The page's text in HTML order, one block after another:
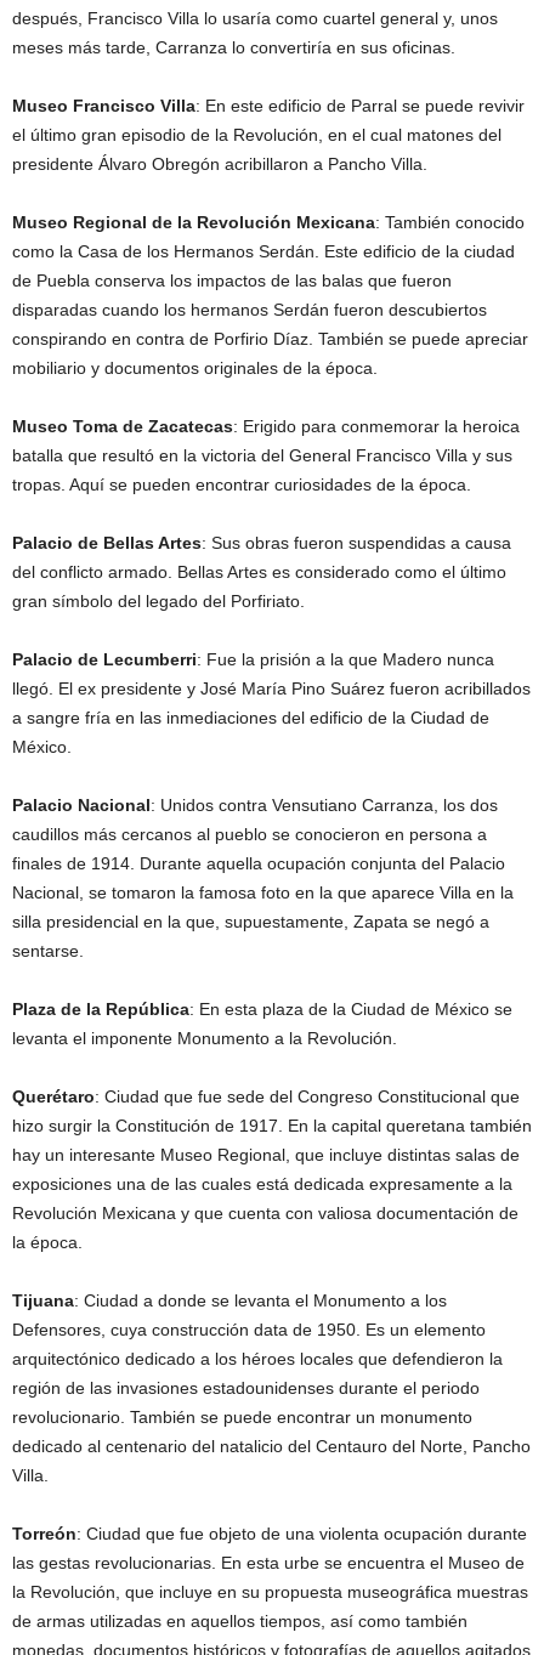
después, Francisco Villa lo usaría como cuartel general y, unos
meses más tarde, Carranza lo convertiría en sus oficinas.
Museo Francisco Villa: En este edificio de Parral se puede revivir
el último gran episodio de la Revolución, en el cual matones del
presidente Álvaro Obregón acribillaron a Pancho Villa.
Museo Regional de la Revolución Mexicana: También conocido
como la Casa de los Hermanos Serdán. Este edificio de la ciudad
de Puebla conserva los impactos de las balas que fueron
disparadas cuando los hermanos Serdán fueron descubiertos
conspirando en contra de Porfirio Díaz. También se puede apreciar
mobiliario y documentos originales de la época.
Museo Toma de Zacatecas: Erigido para conmemorar la heroica
batalla que resultó en la victoria del General Francisco Villa y sus
tropas. Aquí se pueden encontrar curiosidades de la época.
Palacio de Bellas Artes: Sus obras fueron suspendidas a causa
del conflicto armado. Bellas Artes es considerado como el último
gran símbolo del legado del Porfiriato.
Palacio de Lecumberri: Fue la prisión a la que Madero nunca
llegó. El ex presidente y José María Pino Suárez fueron acribillados
a sangre fría en las inmediaciones del edificio de la Ciudad de
México.
Palacio Nacional: Unidos contra Vensutiano Carranza, los dos
caudillos más cercanos al pueblo se conocieron en persona a
finales de 1914. Durante aquella ocupación conjunta del Palacio
Nacional, se tomaron la famosa foto en la que aparece Villa en la
silla presidencial en la que, supuestamente, Zapata se negó a
sentarse.
Plaza de la República: En esta plaza de la Ciudad de México se
levanta el imponente Monumento a la Revolución.
Querétaro: Ciudad que fue sede del Congreso Constitucional que
hizo surgir la Constitución de 1917. En la capital queretana también
hay un interesante Museo Regional, que incluye distintas salas de
exposiciones una de las cuales está dedicada expresamente a la
Revolución Mexicana y que cuenta con valiosa documentación de
la época.
Tijuana: Ciudad a donde se levanta el Monumento a los
Defensores, cuya construcción data de 1950. Es un elemento
arquitectónico dedicado a los héroes locales que defendieron la
región de las invasiones estadounidenses durante el periodo
revolucionario. También se puede encontrar un monumento
dedicado al centenario del natalicio del Centauro del Norte, Pancho
Villa.
Torreón: Ciudad que fue objeto de una violenta ocupación durante
las gestas revolucionarias. En esta urbe se encuentra el Museo de
la Revolución, que incluye en su propuesta museográfica muestras
de armas utilizadas en aquellos tiempos, así como también
monedas, documentos históricos y fotografías de aquellos agitados